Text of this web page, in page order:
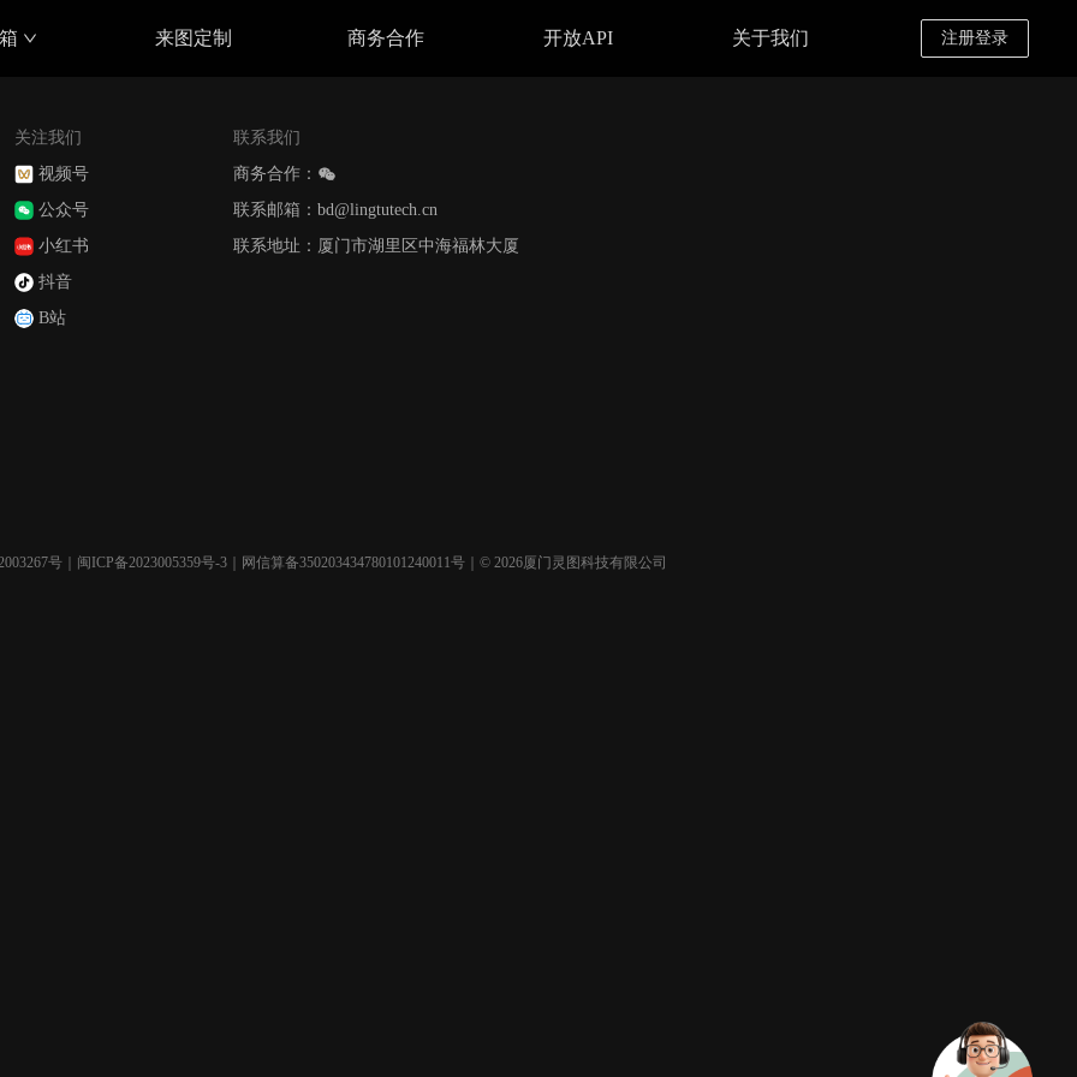
来图定制 商务合作 开放API 关于我们 注册登录
关注我们
视频号
公众号
小红书
抖音
B站
联系我们
商务合作：
联系邮箱：bd@lingtutech.cn
联系地址：厦门市湖里区中海福林大厦
号 闽ICP备2023005359号-3 ｜网信算备350203434780101240011号｜© 2026厦门灵图科技有限公司